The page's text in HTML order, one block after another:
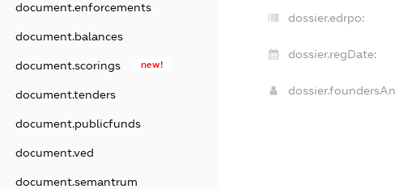
document.enforcements
document.balances
document.scorings new!
document.tenders
document.publicfunds
document.ved
document.semantrum
dossier.edrpo:
dossier.regDate: